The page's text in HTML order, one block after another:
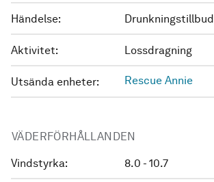
Händelse: Drunkningstillbud
Aktivitet: Lossdragning
Utsända enheter: Rescue Annie
VÄDERFÖRHÅLLANDEN
Vindstyrka: 8.0 - 10.7